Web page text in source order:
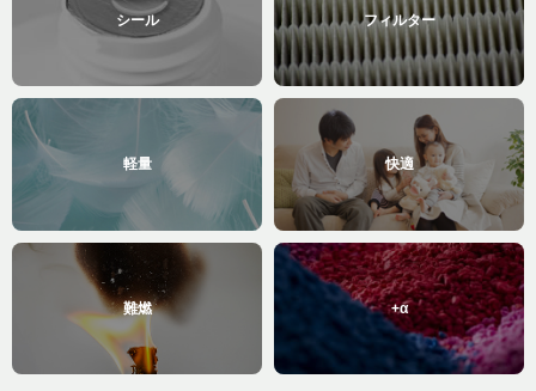
シール フィルター
軽量 快適
難燃 +α